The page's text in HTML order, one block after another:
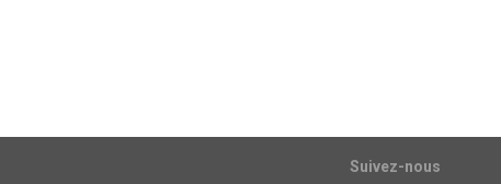
Suivez-nous